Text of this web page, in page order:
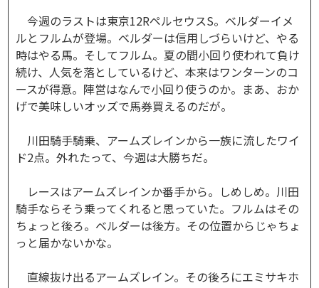
今週のラストは東京12RペルセウスS。ベルダーイメ
ルとフルムが登場。ベルダーは信用しづらいけど、やる
時はやる馬。そしてフルム。夏の間小回り使われて負け
続け、人気を落としているけど、本来はワンターンのコ
ースが得意。陣営はなんで小回り使うのか。まあ、おか
げで美味しいオッズで馬券買えるのだが。
川田騎手騎乗、アームズレインから一族に流したワイ
ド2点。外れたって、今週は大勝ちだ。
レースはアームズレインか番手から。しめしめ。川田
騎手ならそう乗ってくれると思っていた。フルムはその
ちょっと後ろ。ベルダーは後方。その位置からじゃちょ
っと届かないかな。
直線抜け出るアームズレイン。その後ろにエミサキホ